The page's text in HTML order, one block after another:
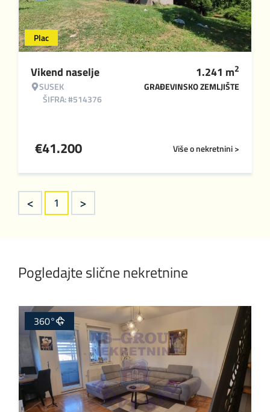
Plac
Vikend naselje
SUSEK
ŠIFRA: #514376
1.241 m2
GRAĐEVINSKO ZEMLJIŠTE
Više o nekretnini >
€41.200
< 1 >
Pogledajte slične nekretnine
360°